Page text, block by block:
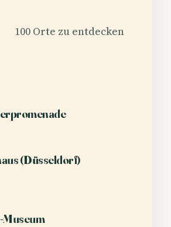
100 Orte zu entdecken
(Düsseldorf)